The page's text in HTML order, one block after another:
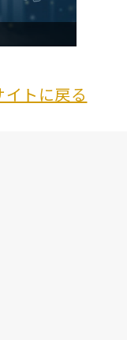
トに戻る